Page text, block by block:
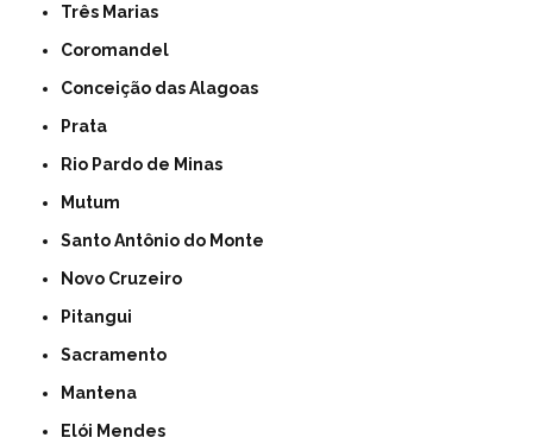
Três Marias
Coromandel
Conceição das Alagoas
Prata
Rio Pardo de Minas
Mutum
Santo Antônio do Monte
Novo Cruzeiro
Pitangui
Sacramento
Mantena
Elói Mendes